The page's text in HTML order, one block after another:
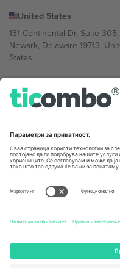
United States
131 Continental Dr, Suite 305,
Newark, Delaware 19713,
States
Bulgaria
Regus Sofia City West, bul
Mexico
Av Chapultepec 360, Roma
Norte, Cuauhtémoc, 06700
Ciudad de México, CDMX,
разликува во зависност
За детали, проверете ја